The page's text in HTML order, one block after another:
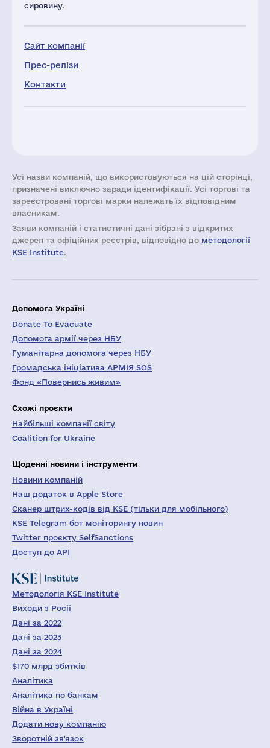
сировину.
Сайт компанії
Прес-релізи
Контакти
Усі назви компаній, що використовуються на цій сторінці,
призначені виключно заради ідентифікації. Усі торгові та
зареєстровані торгові марки належать їх відповідним
власникам.
Заяви компаній i статистичні дані зібрані з відкритих
джерел та офіційних реєстрів, відповідно до методології
KSE Institute.
Допомога Україні
Donate To Evacuate
Допомога армії через НБУ
Гуманітарна допомога через НБУ
Громадська ініціатива АРМІЯ SOS
Фонд «Повернись живим»
Схожі проєкти
Найбільші компанії світу
Coalition for Ukraine
Щоденні новини і інструменти
Новини компаній
Наш додаток в Apple Store
Сканер штрих-кодів від KSE (тільки для мобільного)
KSE Telegram бот моніторингу новин
Twitter проєкту SelfSanctions
Доступ до API
Методологія KSE Institute
Виходи з Росії
Дані за 2022
Дані за 2023
Дані за 2024
$170 млрд збитків
Аналітика
Аналітика по банкам
Війна в Україні
Додати нову компанію
Зворотній зв'язок